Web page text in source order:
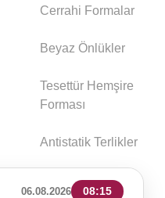
Cerrahi Formalar
Beyaz Önlükler
Tesettür Hemşire
Forması
Antistatik Terlikler
06.08.2026 08:15